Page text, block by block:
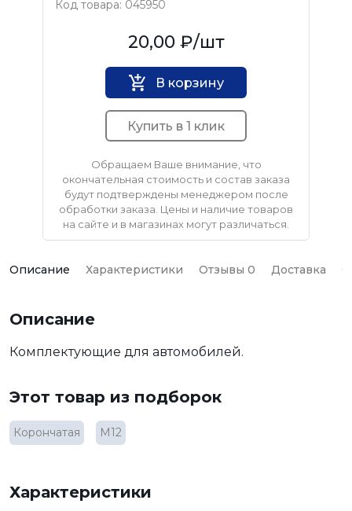
Код товара: 045950
Нет бренда20,00 ₽/шт
В корзину
Купить в 1 клик
Обращаем Ваше внимание, что
окончательная стоимость и состав заказа
будут подтверждены менеджером после
обработки заказа. Цены и наличие товаров
на сайте и в магазинах могут различаться.
Описание Характеристики Отзывы 0 Доставка
Описание
Комплектующие для автомобилей.
Этот товар из подборок
Корончатая М12
Характеристики